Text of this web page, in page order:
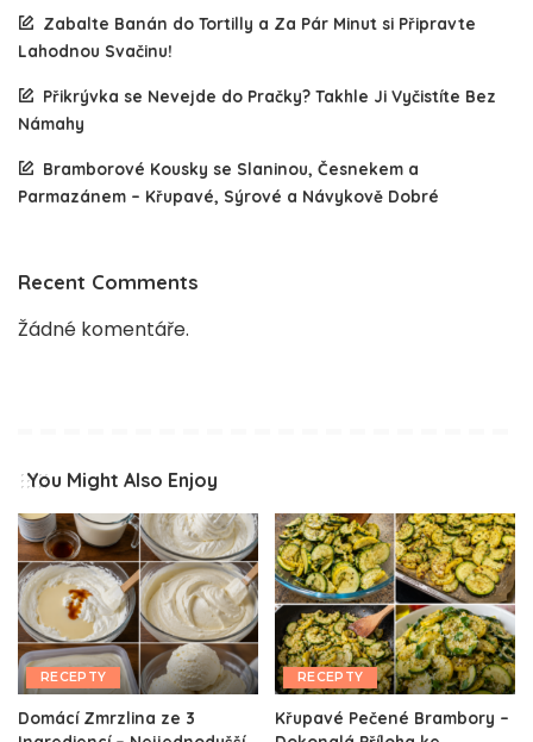
Zabalte Banán do Tortilly a Za Pár Minut si Připravte
Lahodnou Svačinu!
Přikrývka se Nevejde do Pračky? Takhle Ji Vyčistíte Bez
Námahy
Bramborové Kousky se Slaninou, Česnekem a
Parmazánem – Křupavé, Sýrové a Návykově Dobré
Recent Comments
Žádné komentáře.
You Might Also Enjoy
RECEPTY
Domácí Zmrzlina ze 3
RECEPTY
Křupavé Pečené Brambory –